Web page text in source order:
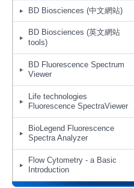
BD Biosciences (中文網站)
BD Biosciences (英文網站
tools)
BD Fluorescence Spectrum
Viewer
Life technologies
Fluorescence SpectraViewer
BioLegend Fluorescence
Spectra Analyzer
Flow Cytometry - a Basic
Introduction